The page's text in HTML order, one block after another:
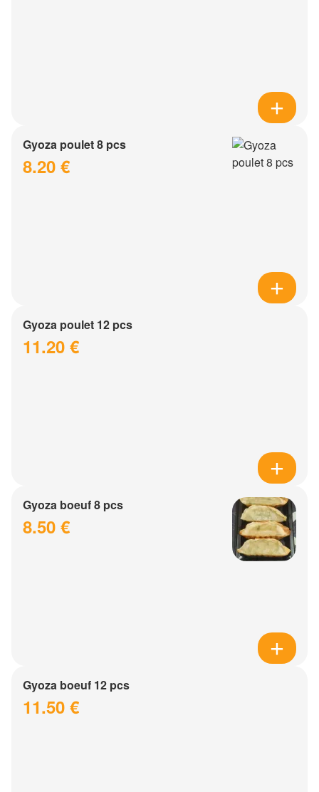
Gyoza poulet 8 pcs
8.20 €
Gyoza poulet 12 pcs
11.20 €
Gyoza boeuf 8 pcs
8.50 €
Gyoza boeuf 12 pcs
11.50 €